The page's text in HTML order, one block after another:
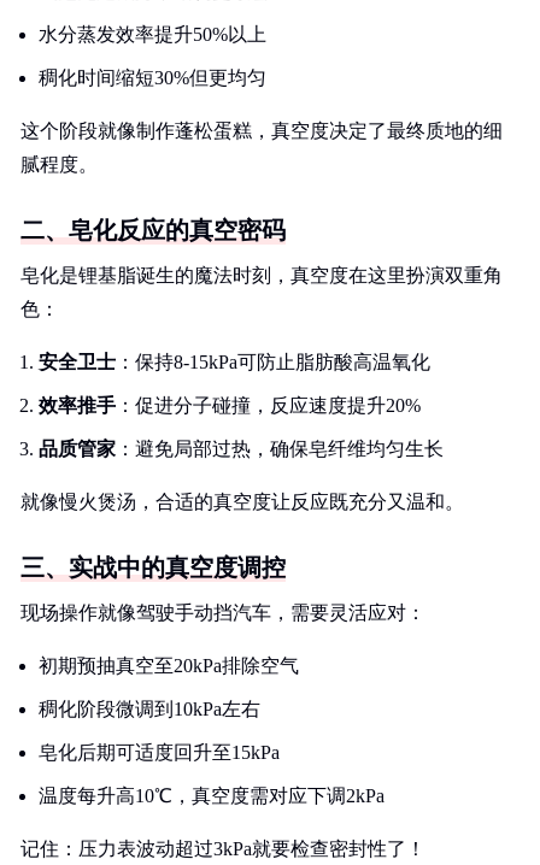
水分蒸发效率提升50%以上
稠化时间缩短30%但更均匀
这个阶段就像制作蓬松蛋糕，真空度决定了最终质地的细
腻程度。
二、皂化反应的真空密码
皂化是锂基脂诞生的魔法时刻，真空度在这里扮演双重角
色：
安全卫士 ：保持8-15kPa可防止脂肪酸高温氧化
效率推手 ：促进分子碰撞，反应速度提升20%
品质管家 ：避免局部过热，确保皂纤维均匀生长
就像慢火煲汤，合适的真空度让反应既充分又温和。
三、实战中的真空度调控
现场操作就像驾驶手动挡汽车，需要灵活应对：
初期预抽真空至20kPa排除空气
稠化阶段微调到10kPa左右
皂化后期可适度回升至15kPa
温度每升高10℃，真空度需对应下调2kPa
记住：压力表波动超过3kPa就要检查密封性了！